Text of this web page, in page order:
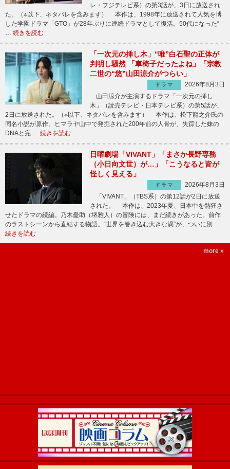
レ・フジテレビ系）の第3話が、3日に放送され
た。（※以下、ネタバレを含みます） 本作は、1998年に放送されて人気を博
した学園ドラマ「GTO」が28年ぶりに連続ドラマとして復活。50代になった“
… 続きを読む
「一次元の挿し木」“唯”白石聖の正体が
判明し騒然 「車椅子だったよね」「宗教
二世の“悠”山田涼介がつらい」
ドラマ
2026年8月3日
山田涼介が主演するドラマ「一次元の挿し
木」（読売テレビ・日本テレビ系）の第5話が、
2日に放送された。（※以下、ネタバレを含みます） 本作は、松下龍之介氏の
同名小説が原作。ヒマラヤ山中で発掘された200年前の人骨が、失踪した妹の
DNAと完 … 続きを読む
日曜劇場「VIVANT」「まさか長野専務
（小日向文世）が…」「こうなると皆が
怪しく見える」
ドラマ
2026年8月3日
「VIVANT」（TBS系）の第12話が2日に放送
された。 本作は、2023年夏、日本中を熱狂さ
せたドラマの続編。乃木憂助（堺雅人）の冒険には、まだ続きがあった。前作
のラストシーンから直結する物語。“世界を巻き込む大きな渦”が、ついに別 …
続きを読む
more »